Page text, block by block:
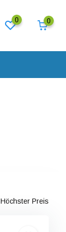
0 0
Höchster Preis